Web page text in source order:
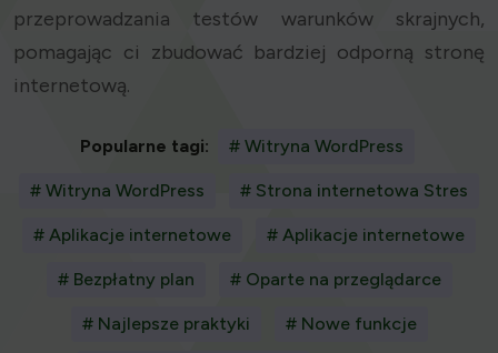
przeprowadzania testów warunków skrajnych,
pomagając ci zbudować bardziej odporną stronę
internetową.
Popularne tagi: # Witryna WordPress
# Witryna WordPress # Strona internetowa Stres
# Aplikacje internetowe # Aplikacje internetowe
# Bezpłatny plan # Oparte na przeglądarce
# Najlepsze praktyki # Nowe funkcje